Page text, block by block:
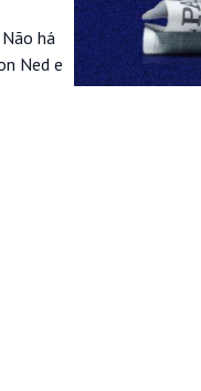
há
Ned e